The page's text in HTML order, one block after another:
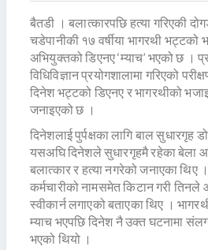
बैतडी । बलात्कारपछि हत्या गरिएकी
चडेपानीकी १७ वर्षीया भागरथी
अभियुक्तको डिएनए ‘म्याच’ भएको छ ।
विधिविज्ञान प्रयोगशालामा गरिएको
दिनेश भट्टको डिएनए र भागरथीको
जनाइएको छ ।
दिनेशलाई पुर्पक्षका लागि बाल सुधारगृह
यसअघि दिनेशले सुधारगृहमै रहेका बेला
बलात्कार र हत्या नगरेको जनाएका
कर्मचारीको नामसमेत किटान गरी
स्वीकार्न लगाएको बताएका थिए ।
म्याच भएपछि दिनेश नै उक्त घटनामा
भएको थियो ।